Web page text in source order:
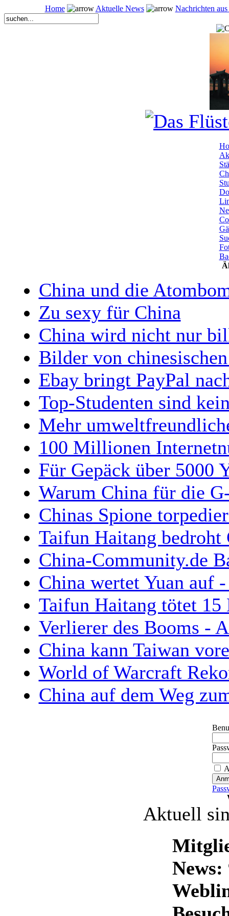
Home Aktuelle News Nachrichten
China und die
Zu sexy für China
China wird nicht nur
Bilder von
Ebay bringt PayPal
Top-Studenten sind
Mehr
100 Millionen
Für Gepäck über 5000
Warum China für die
Chinas Spione
Taifun Haitang bedroht
China-Community.de
China wertet Yuan auf
Taifun Haitang tötet 15
Verlierer des Booms -
China kann Taiwan
World of Warcraft
China auf dem Weg
Aktuell
News: